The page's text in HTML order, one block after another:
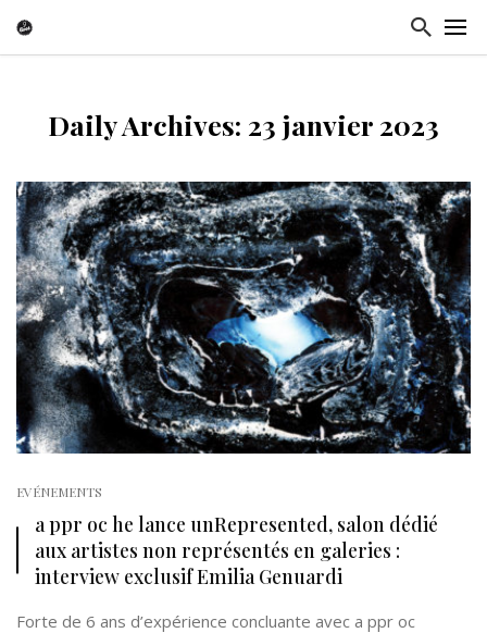
Daily Archives: 23 janvier 2023
EVÉNEMENTS
a ppr oc he lance unRepresented, salon dédié
aux artistes non représentés en galeries :
interview exclusif Emilia Genuardi
Forte de 6 ans d’expérience concluante avec a ppr oc